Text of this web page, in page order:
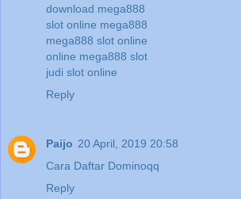
download mega888
slot online mega888
mega888 slot online
online mega888 slot
judi slot online
Reply
Paijo 20 April, 2019 20:58
Cara Daftar Dominoqq
Reply